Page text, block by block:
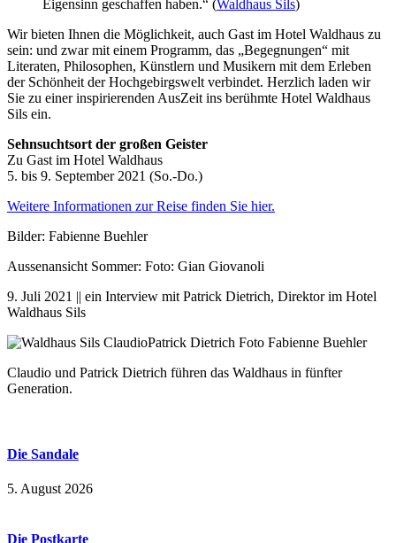
Eigensinn geschaffen haben.“ (Waldhaus Sils)
Wir bieten Ihnen die Möglichkeit, auch Gast im Hotel Waldhaus zu
sein: und zwar mit einem Programm, das „Begegnungen“ mit
Literaten, Philosophen, Künstlern und Musikern mit dem Erleben
der Schönheit der Hochgebirgswelt verbindet. Herzlich laden wir
Sie zu einer inspirierenden AusZeit ins berühmte Hotel Waldhaus
Sils ein.
Sehnsuchtsort der großen Geister
Zu Gast im Hotel Waldhaus
5. bis 9. September 2021 (So.-Do.)
Weitere Informationen zur Reise finden Sie hier.
Bilder: Fabienne Buehler
Aussenansicht Sommer: Foto: Gian Giovanoli
9. Juli 2021 || ein Interview mit Patrick Dietrich, Direktor im Hotel
Waldhaus Sils
Claudio und Patrick Dietrich führen das Waldhaus in fünfter
Generation.
Die Sandale
5. August 2026
Die Postkarte